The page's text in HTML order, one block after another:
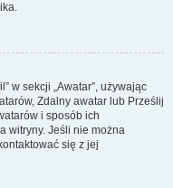
w sekcji „Awatar”, używając
Zdalny awatar lub Prześlij
i sposób ich
witryny. Jeśli nie można
się z jej